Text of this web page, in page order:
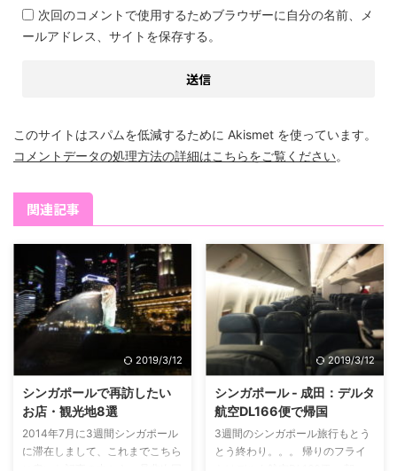
次回のコメントで使用するためブラウザーに自分の名前、メ
ールアドレス、サイトを保存する。
このサイトはスパムを低減するために Akismet を使っています。
コメントデータの処理方法の詳細はこちらをご覧ください。
関連記事
2019/3/12
シンガポールで再訪したい
お店・観光地8選
2014年7月に3週間シンガポール
に滞在しまして、これまでこちら
2019/3/12
シンガポール - 成田：デルタ
航空DL166便で帰国
3週間のシンガポール旅行もとう
とう終わり。。。 帰りのフライ